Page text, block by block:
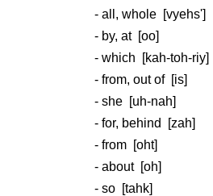
- all, whole [vyehs']
- by, at [oo]
- which
[kah-toh-riy]
- from, out of [is]
- she [uh-nah]
- for, behind
[zah]
- from [oht]
- about [oh]
- so [tahk]